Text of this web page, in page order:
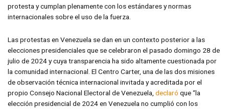
protesta y cumplan plenamente con los estándares y normas
internacionales sobre el uso de la fuerza.
Las protestas en Venezuela se dan en un contexto posterior a las
elecciones presidenciales que se celebraron el pasado domingo 28 de
julio de 2024 y cuya transparencia ha sido altamente cuestionada por
la comunidad internacional. El Centro Carter, una de las dos misiones
de observación técnica internacional invitada y acreditada por el
propio Consejo Nacional Electoral de Venezuela, declaró que “la
elección presidencial de 2024 en Venezuela no cumplió con los